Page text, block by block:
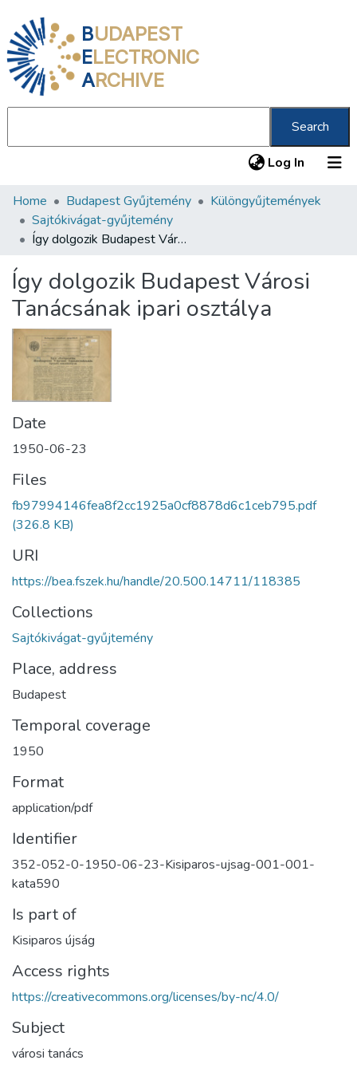
BUDAPEST
ELECTRONIC
ARCHIVE
Search
Log In (current)
Communities & Collections
All of DSpace
Statistics
About us
Home Budapest Gyűjtemény
Különgyűjtemények
Sajtókivágat-gyűjtemény
Így dolgozik Budapest Városi Tanácsának ipari osztálya
Így dolgozik Budapest Városi
Tanácsának ipari osztálya
Date
1950-06-23
Files
fb97994146fea8f2cc1925a0cf8878d6c1ceb795.pdf
(326.8 KB)
URI
https://bea.fszek.hu/handle/20.500.14711/118385
Collections
Sajtókivágat-gyűjtemény
Place, address
Budapest
Temporal coverage
1950
Format
application/pdf
Identifier
352-052-0-1950-06-23-Kisiparos-ujsag-001-001-
kata590
Is part of
Kisiparos újság
Access rights
https://creativecommons.org/licenses/by-nc/4.0/
Subject
városi tanács